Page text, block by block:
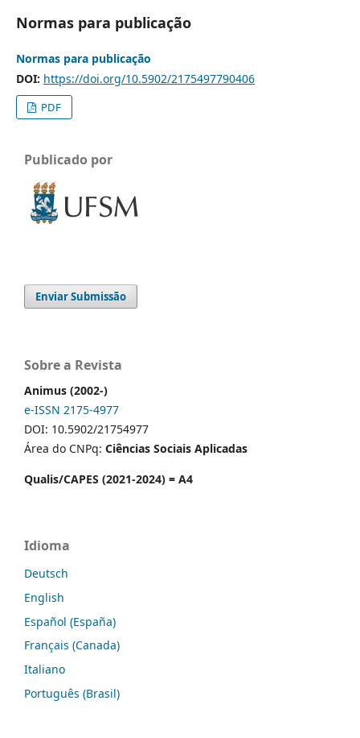
Normas para publicação
Normas para publicação
DOI: https://doi.org/10.5902/2175497790406
PDF
Publicado por
Enviar Submissão
Sobre a Revista
Animus (2002-)
e-ISSN 2175-4977
DOI: 10.5902/21754977
Área do CNPq: Ciências Sociais Aplicadas
Qualis/CAPES (2021-2024) = A4
Idioma
Deutsch
English
Español (España)
Français (Canada)
Italiano
Português (Brasil)